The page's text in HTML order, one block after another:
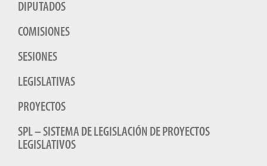
DIPUTADOS
COMISIONES
SESIONES
LEGISLATIVAS
PROYECTOS
SPL – SISTEMA DE LEGISLACIÓN DE PROYECTOS
LEGISLATIVOS